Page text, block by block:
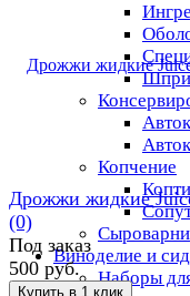
Копчение
Сыроварни
Виноделие и
Наборы
Дрожжи жидкие
(0)
Под заказ
500 руб.